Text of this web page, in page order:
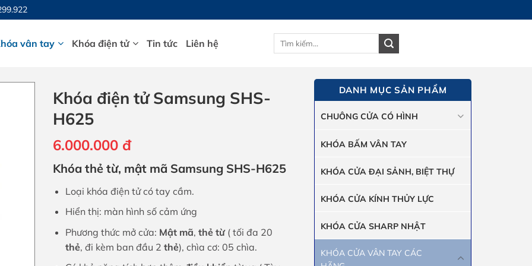
vân tay Khóa điện tử Tin tức Liên hệ
Tìm
DANH MỤC SẢN PHẨM
CHUÔNG CỬA CÓ HÌNH
KHÓA BẤM VÂN TAY
KHÓA CỬA ĐẠI SẢNH, BIỆT THỰ
KHÓA CỬA KÍNH THỦY LỰC
KHÓA CỬA SHARP NHẬT
KHÓA CỬA VÂN TAY CÁC
Khóa điện tử Samsung SHS-
H625
6.000.000 đ
Khóa thẻ từ, mật mã Samsung SHS-H625
Loại khóa điện tử có tay cầm.
Hiển thị: màn hình số cảm ứng
Phương thức mở cửa: Mật mã, thẻ từ( tối đa 20
thẻ, đi kèm ban đầu 2 thẻ), chìa cơ: 05 chìa.